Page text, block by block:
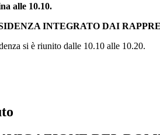
alle 10.10.
INTEGRATO DAI
si è riunito dalle 10.10 alle 10.20.